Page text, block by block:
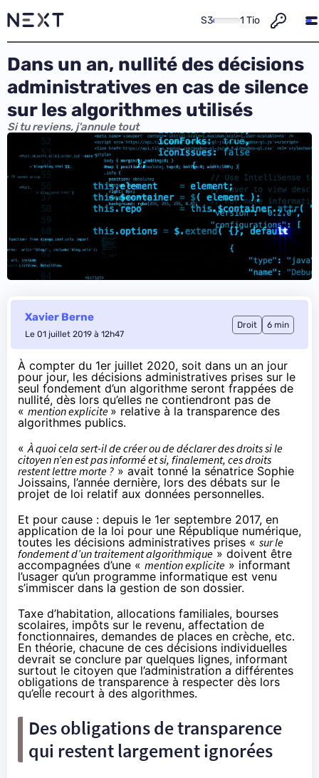
S3 1 Tio
Dans un an, nullité des décisions
administratives en cas de silence
sur les algorithmes utilisés
Si tu reviens, j'annule tout
Xavier Berne
Le 01 juillet 2019 à 12h47
Droit 6 min
À compter du 1er juillet 2020, soit dans un an jour
pour jour, les décisions administratives prises sur le
seul fondement d’un algorithme seront frappées de
nullité, dès lors qu’elles ne contiendront pas de
« mention explicite» relative à la transparence des
algorithmes publics.
«À quoi cela sert-il de créer ou de déclarer des droits si le
citoyen n’en est pas informé et si, finalement, ces droits
restent lettre morte ? » avait tonné la sénatrice Sophie
Joissains, l’année dernière, lors des débats sur le
projet de loi relatif aux données personnelles.
Et pour cause : depuis le 1er septembre 2017, en
application de la loi pour une République numérique,
toutes les décisions administratives prises « sur le
fondement d’un traitement algorithmique» doivent être
accompagnées d’une « mention explicite » informant
l’usager qu’un programme informatique est venu
s’immiscer dans la gestion de son dossier.
Taxe d’habitation, allocations familiales, bourses
scolaires, impôts sur le revenu, affectation de
fonctionnaires, demandes de places en crèche, etc.
En théorie, chacune de ces décisions individuelles
devrait se conclure par quelques lignes, informant
surtout le citoyen que l’administration a différentes
obligations de transparence à respecter dès lors
qu’elle recourt à des algorithmes.
Des obligations de transparence
qui restent largement ignorées